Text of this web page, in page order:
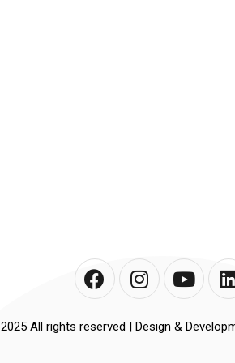
2025 All rights reserved | Design &